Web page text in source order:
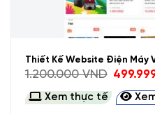
Thiết Kế Website Điện Máy
1.200.000VND
Giá
gốc
là:
Xem thực tế